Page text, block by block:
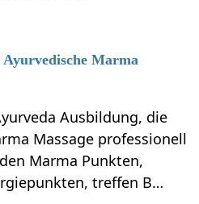
Ayurvedische Marma
Ausbildung, die
Massage professionell
Marma Punkten,
treffen B…